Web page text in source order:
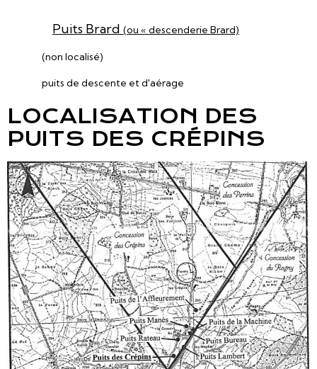
Puits Brard(ou « descenderie Brard)
(non localisé)
puits de descente et d'aérage
LOCALISATION DES
PUITS DES CRÉPINS